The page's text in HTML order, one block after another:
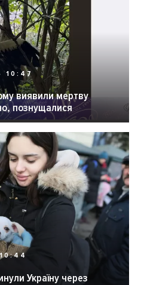
10:47
виявили мертву
познущалися
Україну через